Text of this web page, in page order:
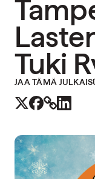
Tuki
JAA TÄMÄ